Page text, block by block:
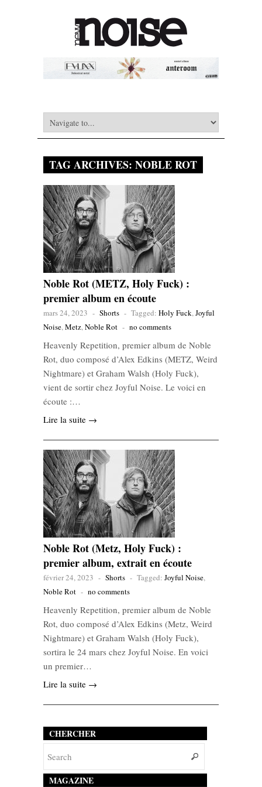
TAG ARCHIVES: NOBLE ROT
Noble Rot (METZ, Holy Fuck) :
premier album en écoute
mars 24, 2023 - Shorts - Tagged: Holy Fuck,Joyful
Noise,Metz,Noble Rot - no comments
Heavenly Repetition, premier album de Noble
Rot, duo composé d’Alex Edkins (METZ, Weird
Nightmare) et Graham Walsh (Holy Fuck),
vient de sortir chez Joyful Noise. Le voici en
écoute :…
Lire la suite →
Noble Rot (Metz, Holy Fuck) :
premier album, extrait en écoute
février 24, 2023 - Shorts - Tagged: Joyful Noise,
Noble Rot - no comments
Heavenly Repetition, premier album de Noble
Rot, duo composé d’Alex Edkins (Metz, Weird
Nightmare) et Graham Walsh (Holy Fuck),
sortira le 24 mars chez Joyful Noise. En voici
un premier…
Lire la suite →
CHERCHER
MAGAZINE